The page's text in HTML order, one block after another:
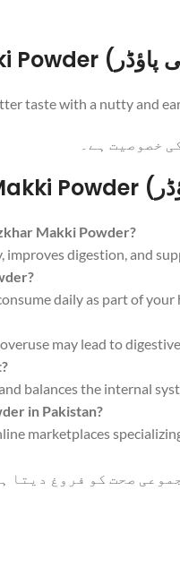
taste with a nutty and
خصوصیت ہے۔
Makki Powder?
digestion, and
daily as part of your
may lead to
balances the internal
in Pakistan?
marketplaces
صحت کو فروغ دیتا